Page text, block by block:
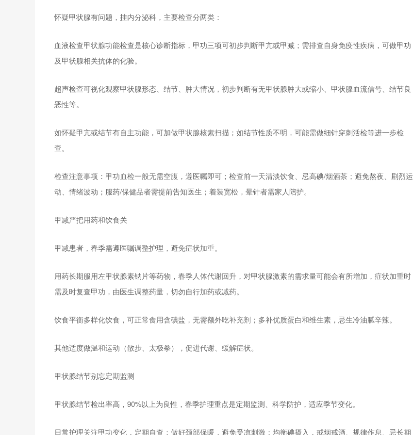
怀疑甲状腺有问题，挂内分泌科，主要检查分两类：
血液检查甲状腺功能检查是核心诊断指标，甲功三项可初步判断甲亢或甲减；需排查自身免疫性疾病，可做甲功
及甲状腺相关抗体的化验。
超声检查可视化观察甲状腺形态、结节、肿大情况，初步判断有无甲状腺肿大或缩小、甲状腺血流信号、结节良
恶性等。
如怀疑甲亢或结节有自主功能，可加做甲状腺核素扫描；如结节性质不明，可能需做细针穿刺活检等进一步检
查。
检查注意事项：甲功血检一般无需空腹，遵医嘱即可；检查前一天清淡饮食、忌高碘/烟酒茶；避免熬夜、剧烈运
动、情绪波动；服药/保健品者需提前告知医生；着装宽松，晕针者需家人陪护。
甲减严把用药和饮食关
甲减患者，春季需遵医嘱调整护理，避免症状加重。
用药长期服用左甲状腺素钠片等药物，春季人体代谢回升，对甲状腺激素的需求量可能会有所增加，症状加重时
需及时复查甲功，由医生调整药量，切勿自行加药或减药。
饮食平衡多样化饮食，可正常食用含碘盐，无需额外吃补充剂；多补优质蛋白和维生素，忌生冷油腻辛辣。
其他适度做温和运动（散步、太极拳），促进代谢、缓解症状。
甲状腺结节别忘定期监测
甲状腺结节检出率高，90%以上为良性，春季护理重点是定期监测、科学防护，适应季节变化。
日常护理关注甲功变化，定期自查；做好颈部保暖，避免受凉刺激；均衡碘摄入，戒烟戒酒、规律作息、忌长期